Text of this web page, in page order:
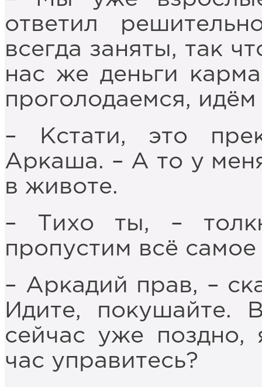
ответил
всегда заняты, так
нас же деньги
проголодаемся,
– Кстати, это
Аркаша. – А то у
в животе.
– Тихо ты, –
пропустим всё
– Аркадий прав, –
Идите, покушайте.
сейчас уже поздно,
час управитесь?